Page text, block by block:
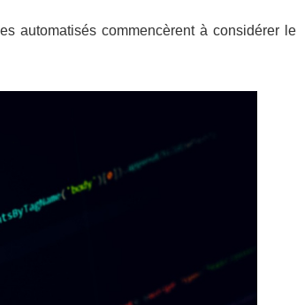
automatisés commencèrent à considérer le